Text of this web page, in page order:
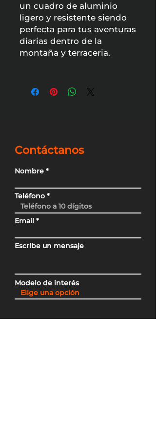
un cuadro de aluminio
ligero y resistente siendo
perfecta para tus aventuras
diarias dentro de la
montaña y terraceria.
Contáctanos
Nombre
Teléfono
Email
Escribe un mensaje
Modelo de interés